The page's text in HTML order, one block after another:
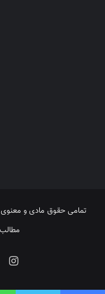
تمامی حقوق مادی و معنوی